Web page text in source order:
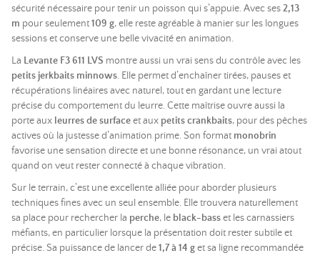
sécurité nécessaire pour tenir un poisson qui s’appuie. Avec ses2,13
m pour seulement109 g, elle reste agréable à manier sur les longues
sessions et conserve une belle vivacité en animation.
La Levante F3 611 LVS montre aussi un vrai sens du contrôle avec les
petits jerkbaits minnows. Elle permet d’enchaîner tirées, pauses et
récupérations linéaires avec naturel, tout en gardant une lecture
précise du comportement du leurre. Cette maîtrise ouvre aussi la
porte aux leurres de surfaceet aux petits crankbaits, pour des pêches
actives où la justesse d’animation prime. Son format monobrin
favorise une sensation directe et une bonne résonance, un vrai atout
quand on veut rester connecté à chaque vibration.
Sur le terrain, c’est une excellente alliée pour aborder plusieurs
techniques fines avec un seul ensemble. Elle trouvera naturellement
sa place pour rechercher la perche, le black-basset les carnassiers
méfiants, en particulier lorsque la présentation doit rester subtile et
précise. Sa puissance de lancer de1,7 à 14 get sa ligne recommandée